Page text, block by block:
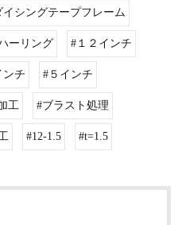
イシングテープフレーム
ーリング #１２インチ
ンチ #５インチ
工 #ブラスト処理
#12-1.5 #t=1.5